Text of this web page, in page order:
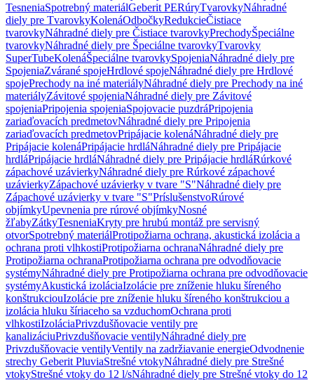
TesneniaSpotrebný materiálGeberit PERúryTvarovkyNáhradné
diely pre TvarovkyKolenáOdbočkyRedukcieČistiace
tvarovkyNáhradné diely pre Čistiace tvarovkyPrechodyŠpeciálne
tvarovkyNáhradné diely pre Špeciálne tvarovkyTvarovky
SuperTubeKolenáŠpeciálne tvarovkySpojeniaNáhradné diely pre
SpojeniaZvárané spojeHrdlové spojeNáhradné diely pre Hrdlové
spojePrechody na iné materiályNáhradné diely pre Prechody na iné
materiályZávitové spojeniaNáhradné diely pre Závitové
spojeniaPripojenia spojeniaSpojovacie puzdráPripojenia
zariaďovacích predmetovNáhradné diely pre Pripojenia
zariaďovacích predmetovPripájacie kolenáNáhradné diely pre
Pripájacie kolenáPripájacie hrdláNáhradné diely pre Pripájacie
hrdláPripájacie hrdláNáhradné diely pre Pripájacie hrdláRúrkové
zápachové uzávierkyNáhradné diely pre Rúrkové zápachové
uzávierkyZápachové uzávierky v tvare "S"Náhradné diely pre
Zápachové uzávierky v tvare "S"PríslušenstvoRúrové
objímkyUpevnenia pre rúrové objímkyNosné
žľabyZátkyTesneniaKryty pre hrubú montáž pre servisný
otvorSpotrebný materiálProtipožiarna ochrana, akustická izolácia a
ochrana proti vlhkostiProtipožiarna ochranaNáhradné diely pre
Protipožiarna ochranaProtipožiarna ochrana pre odvodňovacie
systémyNáhradné diely pre Protipožiarna ochrana pre odvodňovacie
systémyAkustická izoláciaIzolácie pre zníženie hluku šíreného
konštrukciouIzolácie pre zníženie hluku šíreného konštrukciou a
izolácia hluku šíriaceho sa vzduchomOchrana proti
vlhkostiIzoláciaPrivzdušňovacie ventily pre
kanalizáciuPrivzdušňovacie ventilyNáhradné diely pre
Privzdušňovacie ventilyVentily na zadržiavanie energieOdvodnenie
strechy Geberit PluviaStrešné vtokyNáhradné diely pre Strešné
vtokyStrešné vtoky do 12 l/sNáhradné diely pre Strešné vtoky do 12